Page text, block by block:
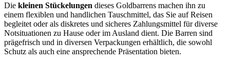
Die kleinen Stückelungen dieses Goldbarrens machen ihn zu
einem flexiblen und handlichen Tauschmittel, das Sie auf Reisen
begleitet oder als diskretes und sicheres Zahlungsmittel für diverse
Notsituationen zu Hause oder im Ausland dient. Die Barren sind
prägefrisch und in diversen Verpackungen erhältlich, die sowohl
Schutz als auch eine ansprechende Präsentation bieten.